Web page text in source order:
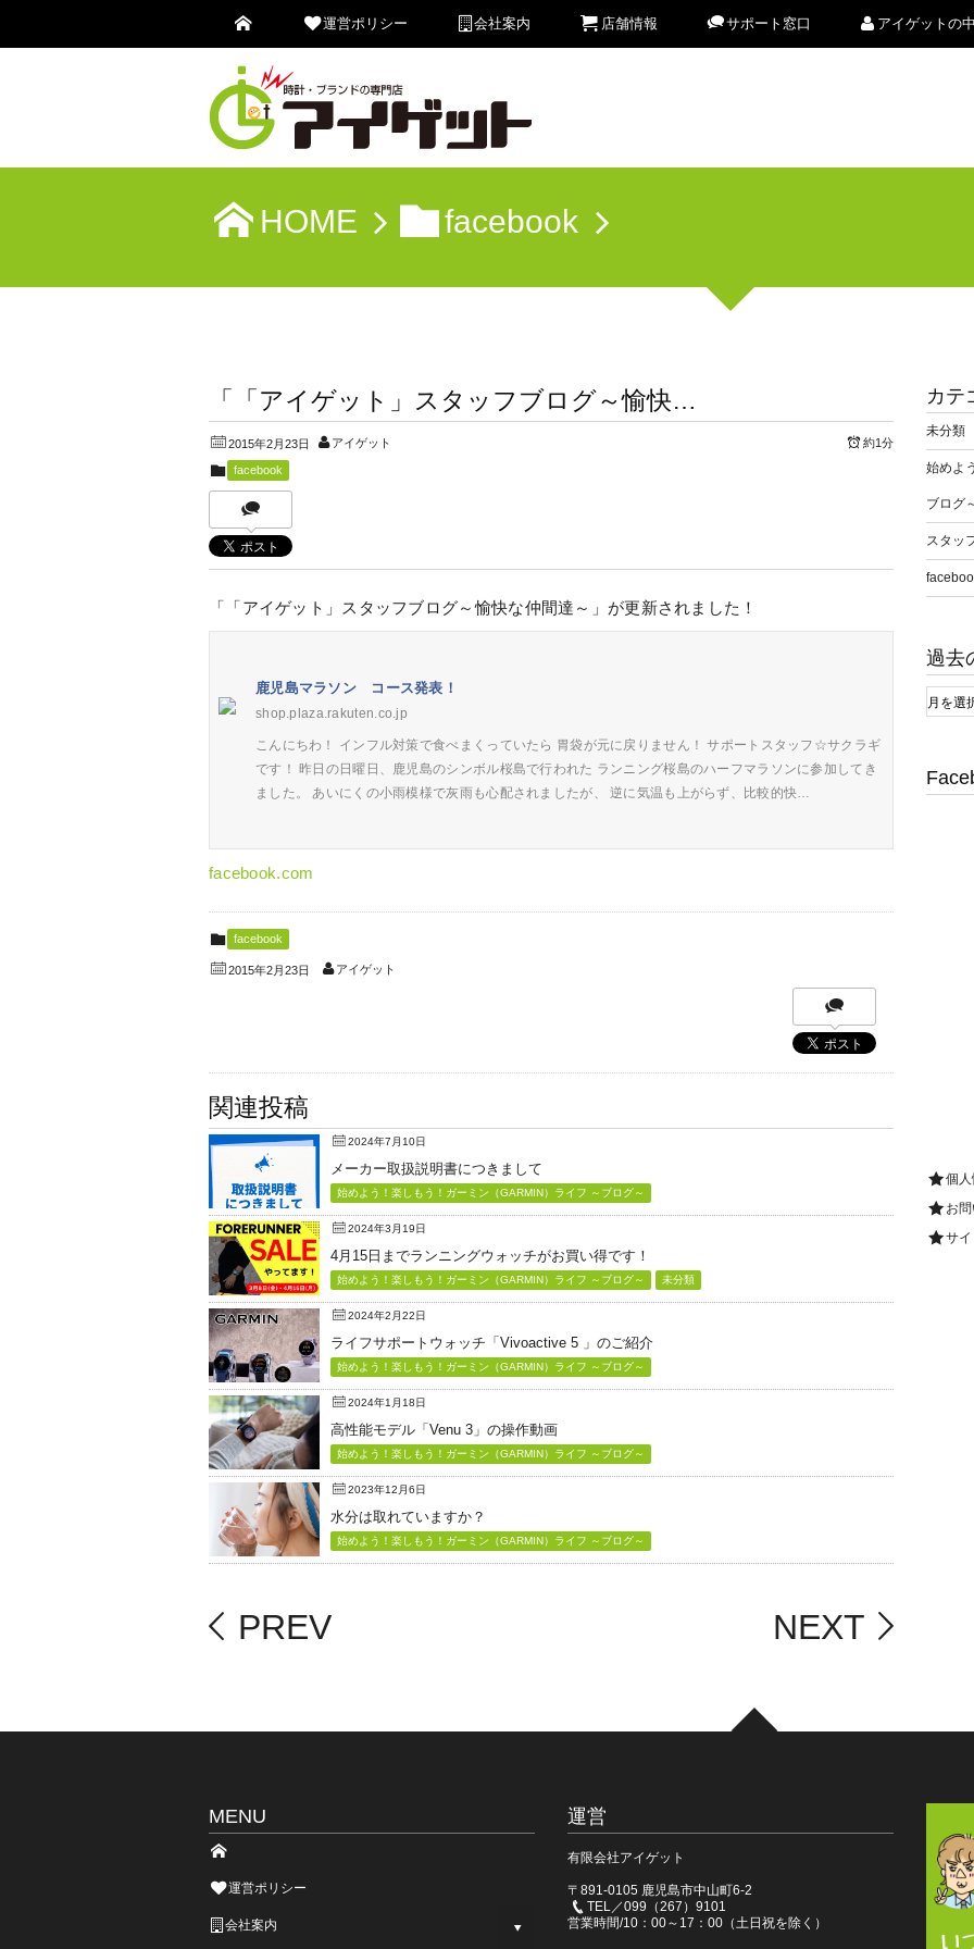
運営ポリシー 会社案内 店舗情報 サポート窓口 アイゲットの
HOME facebook
「「アイゲット」スタッフブログ～愉快…
2015年2月23日 アイゲット 約1分
facebook
「「アイゲット」スタッフブログ～愉快な仲間達～」が更新されました！
鹿児島マラソン コース発表！
shop.plaza.rakuten.co.jp
こんにちわ！ インフル対策で食べまくっていたら 胃袋が元に戻りません！ サポートスタッフ☆サクラギ
です！ 昨日の日曜日、鹿児島のシンボル桜島で行われた ランニング桜島のハーフマラソンに参加してき
ました。 あいにくの小雨模様で灰雨も心配されましたが、 逆に気温も上がらず、比較的快…
facebook.com
facebook
2015年2月23日 アイゲット
関連投稿
2024年7月10日
メーカー取扱説明書につきまして
始めよう！楽しもう！ガーミン（GARMIN）ライフ ～ブログ～
2024年3月19日
4月15日までランニングウォッチがお買い得です！
始めよう！楽しもう！ガーミン（GARMIN）ライフ ～ブログ～ 未分類
2024年2月22日
ライフサポートウォッチ「Vivoactive 5 」のご紹介
始めよう！楽しもう！ガーミン（GARMIN）ライフ ～ブログ～
2024年1月18日
高性能モデル「Venu 3」の操作動画
始めよう！楽しもう！ガーミン（GARMIN）ライフ ～ブログ～
2023年12月6日
水分は取れていますか？
始めよう！楽しもう！ガーミン（GARMIN）ライフ ～ブログ～
PREV NEXT
カテ
未分類
始めよ
ブログ
スタッ
過去
個
お
サ
MENU
運営ポリシー
会社案内
運営
有限会社アイゲット
〒891-0105 鹿児島市中山町6-2
TEL／099（267）9101
営業時間/10：00～17：00（土日祝を除く）